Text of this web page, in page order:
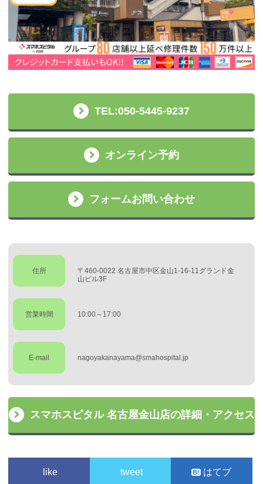
TEL:050-5445-9237
オンライン予約
フォームお問い合わせ
住所
〒460-0022 名古屋市中区金山1-16-11グランド金
山ビル3F
営業時間 10:00～17:00
E-mail nagoyakanayama@smahospital.jp
スマホスピタル 名古屋金山店の詳細・アクセス
like tweet はてブ